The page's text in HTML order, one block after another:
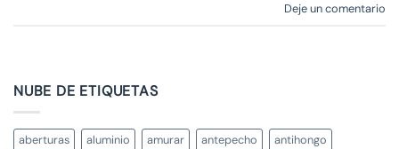
Deje un comentario
NUBE DE ETIQUETAS
aberturas aluminio amurar antepecho
antihongo